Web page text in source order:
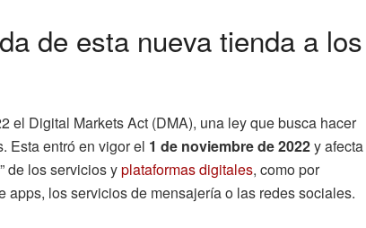
de esta nueva tienda a los
el Digital Markets Act (DMA), una ley que busca hacer
Esta entró en vigor el 1 de noviembre de 2022y afecta
de los servicios yplataformas digitales, como por
los servicios de mensajería o las redes sociales.